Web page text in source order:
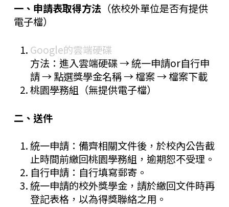
一、申請表取得方法 （依校外單位是否有提供
電子檔）
Google的雲端硬碟
方法：進入雲端硬碟 → 統一申請or自行申
請 → 點選獎學金名稱 → 檔案 → 檔案下載
桃園學務組（無提供電子檔）
二、送件
統一申請：備齊相關文件後，於校內公告截
止時間前繳回桃園學務組，逾期恕不受理。
自行申請：自行填寫郵寄。
統一申請的校外獎學金，請於繳回文件時再
登記表格，以為得獎聯絡之用。